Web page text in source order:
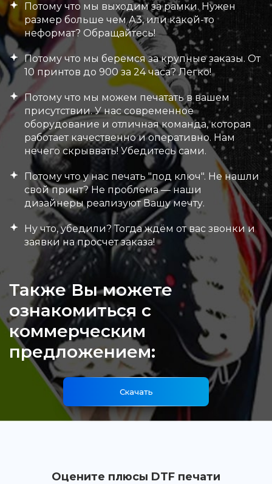
Потому что мы выходим за рамки. Нужен
размер больше чем А3, или какой-то
неформат? Обращайтесь!
Потому что мы беремся за крупные заказы. От
10 принтов до 900 за 24 часа? Легко!
Потому что мы можем печатать в вашем
присутствии. У нас современное
оборудование и отличная команда, которая
работает качественно и оперативно. Нам
нечего скрыввать! Убедитесь сами.
Потому что у нас печать "под ключ". Не нашли
свой принт? Не проблема — наши
дизайнеры реализуют Вашу мечту.
Ну что, убедили? Тогда ждём от вас звонки и
заявки на просчет заказа!
Также Вы можете
ознакомиться с
коммерческим
предложением:
Скачать
Оцените плюсы DTF печати